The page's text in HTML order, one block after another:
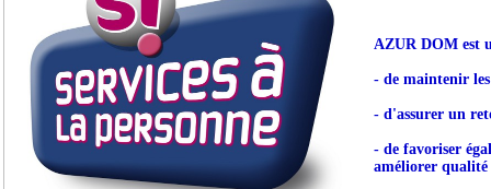
AZUR DOM est
- de maintenir les
- d'assurer un
- de favoriser
améliorer